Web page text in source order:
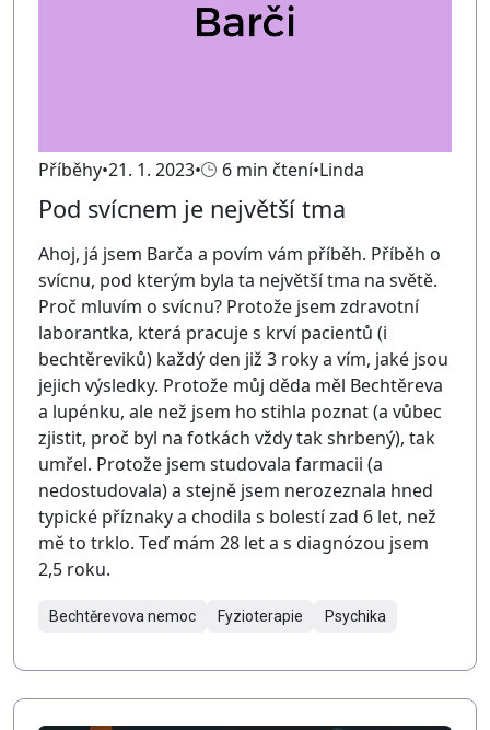
Příběhy 21. 1. 2023 6 min čtení Linda
Pod svícnem je největší tma
Ahoj, já jsem Barča a povím vám příběh. Příběh o
svícnu, pod kterým byla ta největší tma na světě.
Proč mluvím o svícnu? Protože jsem zdravotní
laborantka, která pracuje s krví pacientů (i
bechtěreviků) každý den již 3 roky a vím, jaké jsou
jejich výsledky. Protože můj děda měl Bechtěreva
a lupénku, ale než jsem ho stihla poznat (a vůbec
zjistit, proč byl na fotkách vždy tak shrbený), tak
umřel. Protože jsem studovala farmacii (a
nedostudovala) a stejně jsem nerozeznala hned
typické příznaky a chodila s bolestí zad 6 let, než
mě to trklo. Teď mám 28 let a s diagnózou jsem
2,5 roku.
Bechtěrevova nemoc Fyzioterapie Psychika